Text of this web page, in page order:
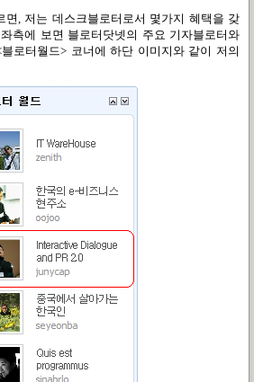
면, 저는 데스크블로터로서 몇가지 혜택을 갖
측에 보면 블로터닷넷의 주요 기자블로터와
로터월드> 코너에 하단 이미지와 같이 저의